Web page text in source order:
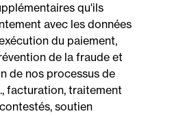
qu'ils
avec les données
du paiement,
de la fraude et
de nos processus de
facturation, traitement
soutien